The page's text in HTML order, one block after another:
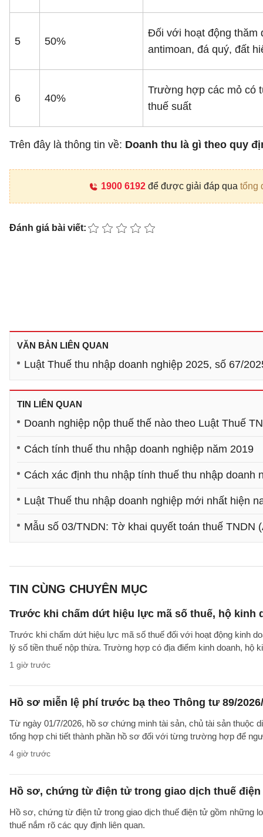
5 50%
Đối với hoạt động thăm
antimoan, đá quý, đất
6 40%
Trường hợp các mỏ có
thuế suất
Trên đây là thông tin về: Doanh thu là gì theo quy
1900 6192để được giải đáp qua tổng
Đánh giá bài viết:
VĂN BẢN LIÊN QUAN
Luật Thuế thu nhập doanh nghiệp 2025, số 67/
TIN LIÊN QUAN
Doanh nghiệp nộp thuế thế nào theo Luật Thuế
Cách tính thuế thu nhập doanh nghiệp năm 2019
Cách xác định thu nhập tính thuế thu nhập doanh
Luật Thuế thu nhập doanh nghiệp mới nhất hiện
Mẫu số 03/TNDN: Tờ khai quyết toán thuế
TIN CÙNG CHUYÊN MỤC
Trước khi chấm dứt hiệu lực mã số thuế, hộ kinh
Trước khi chấm dứt hiệu lực mã số thuế đối với hoạt động kinh
lý số tiền thuế nộp thừa. Trường hợp có địa điểm kinh doanh, hộ
1 giờ trước
Hồ sơ miễn lệ phí trước bạ theo Thông tư 89/
Từ ngày 01/7/2026, hồ sơ chứng minh tài sản, chủ tài sản thuộc
tổng hợp chi tiết thành phần hồ sơ đối với từng trường hợp để
4 giờ trước
Hồ sơ, chứng từ điện tử trong giao dịch thuế điện
Hồ sơ, chứng từ điện tử trong giao dịch thuế điện tử gồm những
thuế nắm rõ các quy định liên quan.